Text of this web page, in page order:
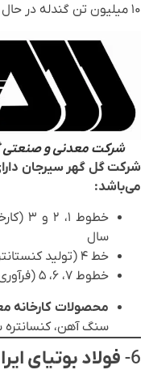
۱۰ میلیون تن گندله در حال فعالیت است.
شرکت معدنی و صنعتی
شرکت گل گهر سیرجان
می‌باشد:
سال
خط ۴ (تولید کنستانتره آهن) با ظرفیت ۲ میلیون تن در سال
خطوط ۷، ۶، ۵ (فرآوری) با ظرفیت ۶ میلیون تن در سال
محصولات کارخانه
سنگ آهن،
6- فولاد بوتیای